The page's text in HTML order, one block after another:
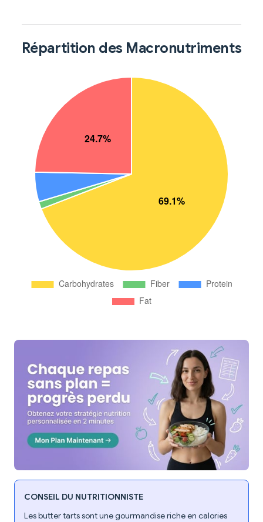
Répartition des Macronutriments
CONSEIL DU NUTRITIONNISTE
Les butter tarts sont une gourmandise riche en calories